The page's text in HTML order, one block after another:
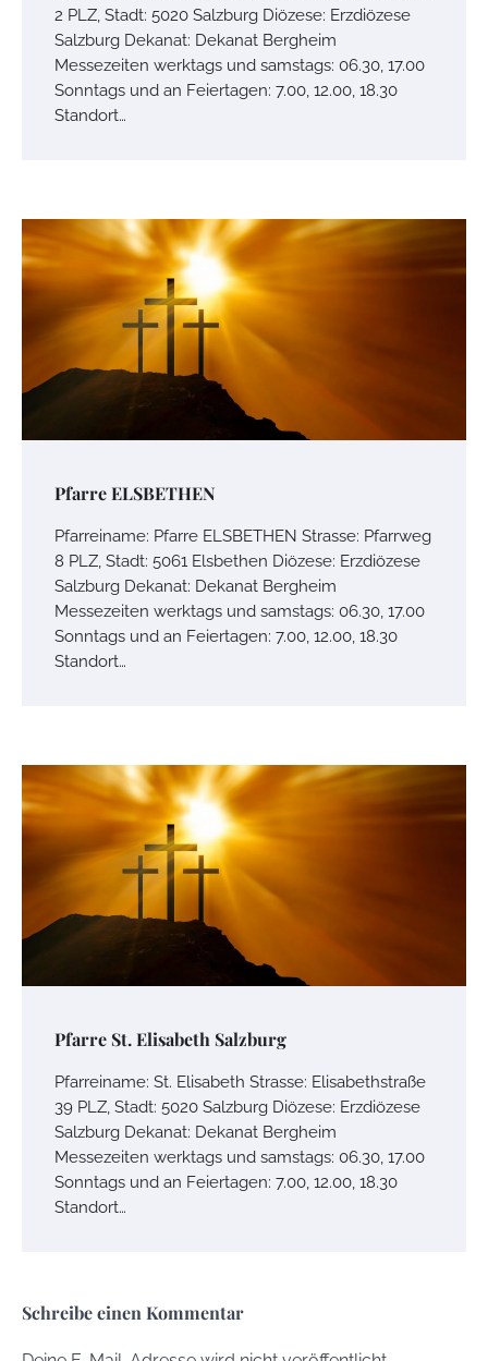
2 PLZ, Stadt: 5020 Salzburg Diözese: Erzdiözese
Salzburg Dekanat: Dekanat Bergheim
Messezeiten werktags und samstags: 06.30, 17.00
Sonntags und an Feiertagen: 7.00, 12.00, 18.30
Standort…
Pfarre ELSBETHEN
Pfarreiname: Pfarre ELSBETHEN Strasse: Pfarrweg
8 PLZ, Stadt: 5061 Elsbethen Diözese: Erzdiözese
Salzburg Dekanat: Dekanat Bergheim
Messezeiten werktags und samstags: 06.30, 17.00
Sonntags und an Feiertagen: 7.00, 12.00, 18.30
Standort…
Pfarre St. Elisabeth Salzburg
Pfarreiname: St. Elisabeth Strasse: Elisabethstraße
39 PLZ, Stadt: 5020 Salzburg Diözese: Erzdiözese
Salzburg Dekanat: Dekanat Bergheim
Messezeiten werktags und samstags: 06.30, 17.00
Sonntags und an Feiertagen: 7.00, 12.00, 18.30
Standort…
Schreibe einen Kommentar